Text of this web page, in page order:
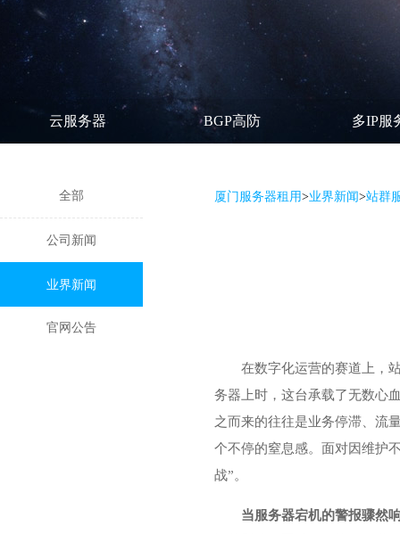
云服务器 BGP高防 多IP服
全部
公司新闻
业界新闻
官网公告
厦门服务器租用>业界新闻>站群
在数字化运营的赛道上，
务器上时，这台承载了无数心
之而来的往往是业务停滞、流
个不停的窒息感。面对因维护
战”。
当服务器宕机的警报骤然